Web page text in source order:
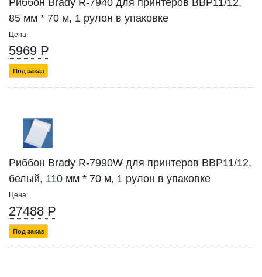
Риббон Brady R-7940 для принтеров BBP11/12,
85 мм * 70 м, 1 рулон в упаковке
Цена:
5969 Р
Под заказ
Риббон Brady R-7990W для принтеров BBP11/12,
белый, 110 мм * 70 м, 1 рулон в упаковке
Цена:
27488 Р
Под заказ